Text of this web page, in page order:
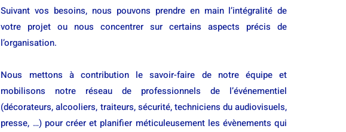
Suivant vos besoins, nous pouvons prendre en main l’intégralité de
votre projet ou nous concentrer sur certains aspects précis de
l’organisation.
Nous mettons à contribution le savoir-faire de notre équipe et
mobilisons notre réseau de professionnels de l’événementiel
(décorateurs, alcooliers, traiteurs, sécurité, techniciens du audiovisuels,
presse, …) pour créer et planifier méticuleusement les évènements qui